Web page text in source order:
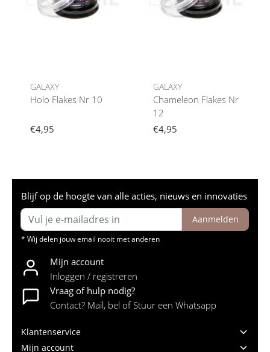
GALAXY
Holo Flakes Nr 10
€4,95
GALAXY
Chameleon Flakes Nr
12
€4,95
Blijf op de hoogte van alle acties, nieuws en innovaties
Aanmelden
* Wij delen jouw email nooit met anderen
Mijn account
Inloggen / registreren
Vraag of hulp nodig?
Contact? Mail, bel of Stuur een Whatsapp
Klantenservice
Mijn account